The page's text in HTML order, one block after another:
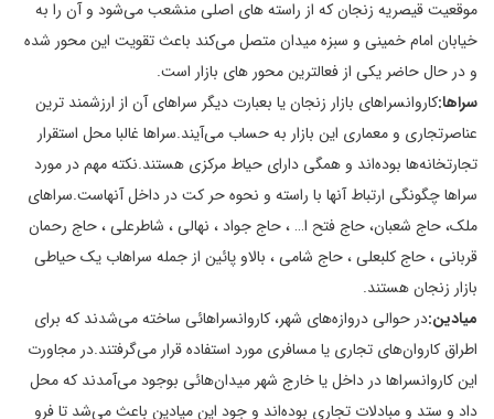
موقعیت قیصریه زنجان که از راسته های اصلی منشعب می‌شود و آن را به
خیابان امام خمینی و سبزه میدان متصل می‌کند باعث تقویت این محور شده
و در حال حاضر یکی از فعالترین محور های بازار است.
سراها:کاروانسراهای بازار زنجان یا بعبارت دیگر سراهای آن از ارزشمند ترین
عناصرتجاری و معماری این بازار به حساب می‌آیند.سراها غالبا محل استقرار
تجارتخانه‌ها بوده‌اند و همگی دارای حیاط مرکزی هستند.نکته مهم در مورد
سراها چگونگی ارتباط آنها با راسته و نحوه حر کت در داخل آنهاست.سراهای
ملک، حاج شعبان، حاج فتح ا… ، حاج جواد ، نهالی ، شاطرعلی ، حاج رحمان
قربانی ، حاج کلبعلی ، حاج شامی ، بالاو پائین از جمله سراهاب یک حیاطی
بازار زنجان هستند.
میادین:در حوالی دروازه‌های شهر، کاروانسراهائی ساخته می‌شدند که برای
اطراق کاروان‌های تجاری یا مسافری مورد استفاده قرار می‌گرفتند.در مجاورت
این کاروانسراها در داخل یا خارج شهر میدان‌هائی بوجود می‌آمدند که محل
داد و ستد و مبادلات تجاری بوده‌اند و جود این میادین باعث می‌شد تا فرو